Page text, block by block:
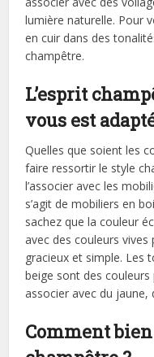
lumière naturelle. Pour
en cuir dans des
champêtre.
L’esprit
vous est
Quelles que soient les
faire ressortir le style
l’associer avec les
s’agit de mobiliers en
sachez que la couleur
avec des couleurs
gracieux et simple. Les
beige sont des
associer avec du
Comment